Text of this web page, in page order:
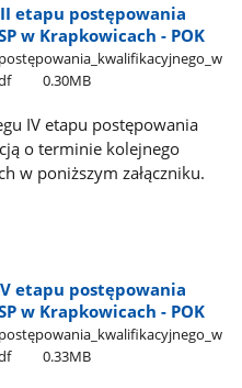
etapu postępowania
w Krapkowicach - POK
0.30MB
IV etapu postępowania
o terminie kolejnego
w poniższym załączniku.
etapu postępowania
w Krapkowicach - POK
0.33MB